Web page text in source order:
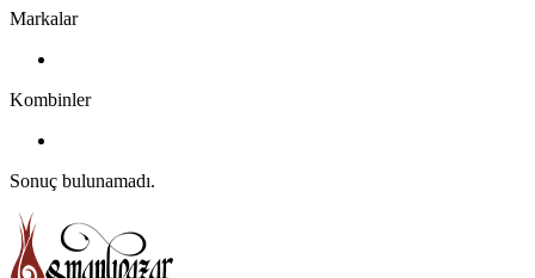
Markalar
Kombinler
Sonuç bulunamadı.